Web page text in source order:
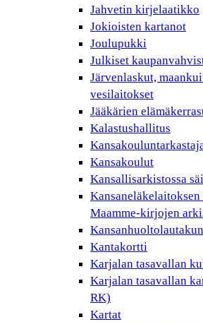
Jahvetin kirjelaatikko
Jokioisten kartanot
Joulupukki
Julkiset
Järvenlaskut,
vesilaitokset
Jääkärien
Kalastushallitus
Kansakoulut
Kansallisarkistossa
Maamme-kirjojen
Kantakortti
Karjalan tasavallan
Karjalan tasavallan
RK)
Kartat